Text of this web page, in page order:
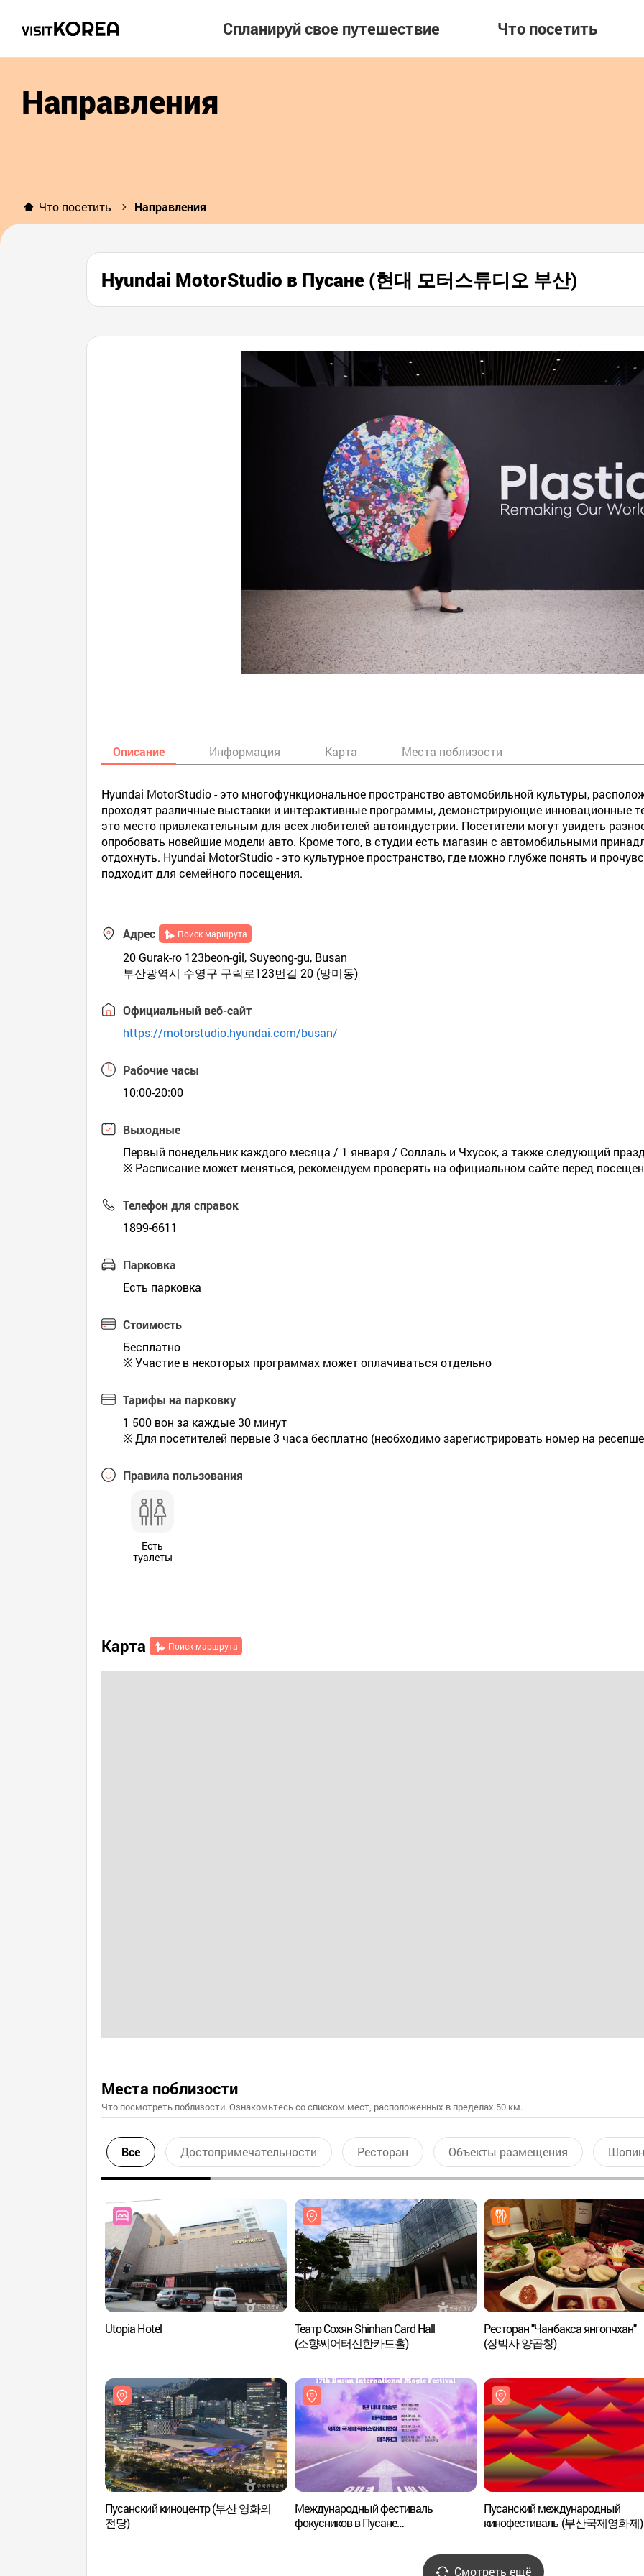
Спланируй свое путешествие Что посетить
Направления
Что посетить Направления
Hyundai MotorStudio в Пусане (현대 모터스튜디오 부산)
Описание Информация Карта Места поблизости
Hyundai MotorStudio - это многофункциональное пространство автомобильной культуры,
проходят различные выставки и интерактивные программы, демонстрирующие инновационные
это место привлекательным для всех любителей автоиндустрии. Посетители могут увидеть
опробовать новейшие модели авто. Кроме того, в студии есть магазин с автомобильными
отдохнуть. Hyundai MotorStudio - это культурное пространство, где можно глубже понять и
подходит для семейного посещения.
Адрес Поиск маршрута
20 Gurak-ro 123beon-gil, Suyeong-gu, Busan
부산광역시 수영구 구락로123번길 20 (망미동)
Официальный веб-сайт
https://motorstudio.hyundai.com/busan/
Рабочие часы
10:00-20:00
Выходные
Первый понедельник каждого месяца / 1 января / Соллаль и Чхусок, а также следующий
※ Расписание может меняться, рекомендуем проверять на официальном сайте перед
Телефон для справок
1899-6611
Парковка
Есть парковка
Стоимость
Бесплатно
※ Участие в некоторых программах может оплачиваться отдельно
Тарифы на парковку
1 500 вон за каждые 30 минут
※ Для посетителей первые 3 часа бесплатно (необходимо зарегистрировать номер на
Правила пользования
Есть
туалеты
Карта Поиск маршрута
Места поблизости
Что посмотреть поблизости. Ознакомьтесь со списком мест, расположенных в пределах 50 км.
Все Достопримечательности Ресторан Объекты размещения
Utopia Hotel
Театр Сохян Shinhan Card Hall
(소향씨어터신한카드홀)
Ресторан "Чанбакса янгопчхан"
(장박사 양곱창)
Пусанский киноцентр (부산 영화의
전당)
Международный фестиваль
фокусников в Пусане
Пусанский международный
кинофестиваль (부산국제영화제)
Смотреть ещё